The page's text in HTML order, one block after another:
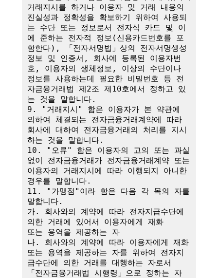
거래지시를 하거나 이용자 및 거래 내용의
진실성과 정확성을 확보하기 위하여 사용되
는 수단 또는 정보로서 전자식 카드 및 이
에 준하는 전자적 정보(신용카드번호를 포
함한다), 「전자서명법」상의 전자서명생성
정보 및 인증서, 회사에 등록된 이용자번
호, 이용자의 생체정보, 이상의 수단이나
정보를 사용하는데 필요한 비밀번호 등 전
자금융거래법 제2조 제10호에서 정하고 있
는 것을 말합니다.
9. "거래지시" 함은 이용자가 본 약관에
의하여 체결되는 전자금융거래계약에 따라
회사에 대하여 전자금융거래의 처리를 지시
하는 것을 말합니다.
10. "오류" 함은 이용자의 고의 또는 과실
없이 전자금융거래가 전자금융거래계약 또는
이용자의 거래지시에 따라 이행되지 아니한
경우를 말합니다.
11. "가맹점"이라 함은 다음 각 목의 자를
말합니다.
가. 회사와의 계약에 따라 전자지급수단에
의한 거래에 있어서 이용자에게 재화
또는 용역을 제공하는 자
나. 회사와의 계약에 따라 이용자에게 재화
또는 용역을 제공하는 자를 위하여 전자지
급수단에 의한 거래를 대행하는 자로서
「전자금융거래법 시행령」으로 정하는 자